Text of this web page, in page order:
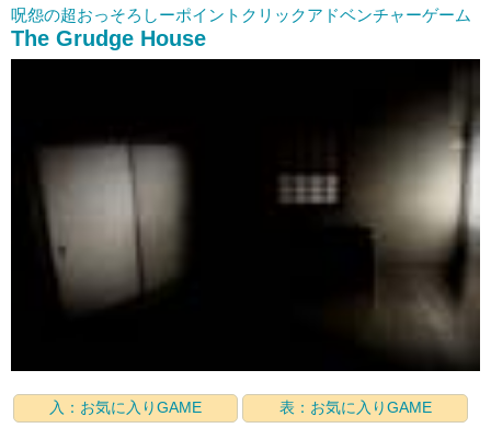
呪怨の超おっそろしーポイントクリックアドベンチャーゲーム
The Grudge House
入：お気に入りGAME 表：お気に入りGAME